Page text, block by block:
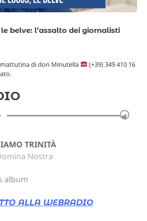
belve: l’assalto dei giornalisti
mattutina di don Minutella
(+39) 349 410 16
TRINITÀ
Nostra
album
ALLA WEBRADIO